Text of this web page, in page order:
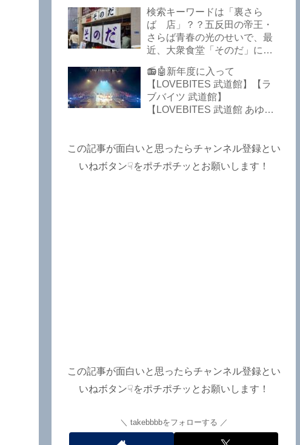
Of Control】【LOVEBITES
The Eve Of Change】
玉てやんでい、D-A-Dの新
曲、ブルース・ディッキンソ
ン情報などです～しながわロ
ックラジオ【追記複数あり】
検索キーワードは「裏さら
ば 店」？？五反田の帝王・
さらば青春の光のせいで、最
近、大衆食堂「そのだ」に入
よ…【さらば青春の光 五反田
グルメ】
📻🤖新年度に入って
【LOVEBITES 武道館】【ラ
ブバイツ 武道館】
【LOVEBITES 武道館 あゆ
2025 セトリ】【LOVEBITES
海外の反応】あたりがトレン
ドキーワードのようです。
この記事が面白いと思ったらチャンネル登録とい
いねボタン☟をポチポチッとお願いします！
この記事が面白いと思ったらチャンネル登録とい
いねボタン☟をポチポチッとお願いします！
takebbbbをフォローする